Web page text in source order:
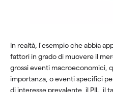
In realtà, l'esempio che abbia
fattori in grado di muovere il
grossi eventi macroeconomici,
importanza, o eventi specifici
di interesse prevalente, il PIL, il